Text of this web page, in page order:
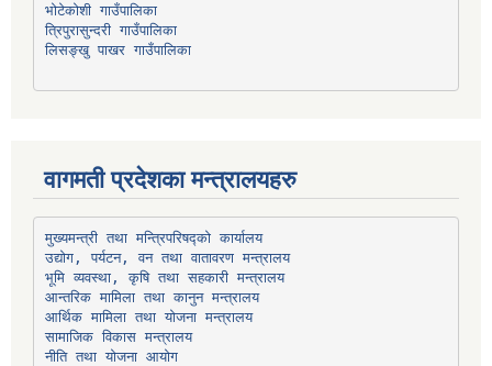
भोटेकोशी गाउँपालिका
त्रिपुरासुन्दरी गाउँपालिका
लिसङ्खु पाखर गाउँपालिका
वागमती प्रदेशका मन्त्रालयहरु
मुख्यमन्त्री तथा मन्त्रिपरिषद्को कार्यालय
उद्योग, पर्यटन, वन तथा वातावरण मन्त्रालय
भूमि व्यवस्था, कृषि तथा सहकारी मन्त्रालय
आन्तरिक मामिला तथा कानुन मन्त्रालय
आर्थिक मामिला तथा योजना मन्त्रालय
सामाजिक विकास मन्त्रालय
नीति तथा योजना आयोग